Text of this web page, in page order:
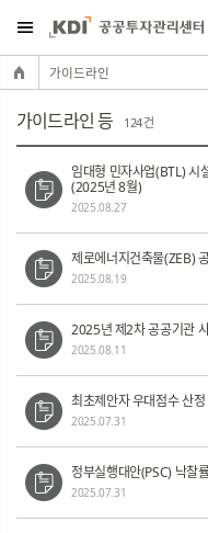
가이드라인
가이드라인 등 124 건
임대형 민자사업(BTL) 시
(2025년 8월)
2025.08.27
제로에너지건축물(ZEB)
2025.08.19
2025년 제2차 공공기관
2025.08.11
최초제안자 우대점수 산
2025.07.31
정부실행대안(PSC) 낙찰
2025.07.31